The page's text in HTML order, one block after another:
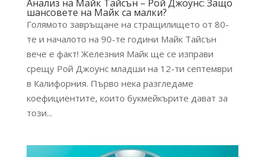
Анализ на Майк Тайсън – Рой Джоунс: Защо
шансовете на Майк са малки?
Голямото завръщане на стращилището от 80-
те и началото на 90-те години Майк Тайсън
вече е факт! Железния Майк ще се изправи
срещу Рой Джоунс младши на 12-ти септември
в Калифорния. Първо нека разгледаме
коефициентите, които букмейкърите дават за
този...